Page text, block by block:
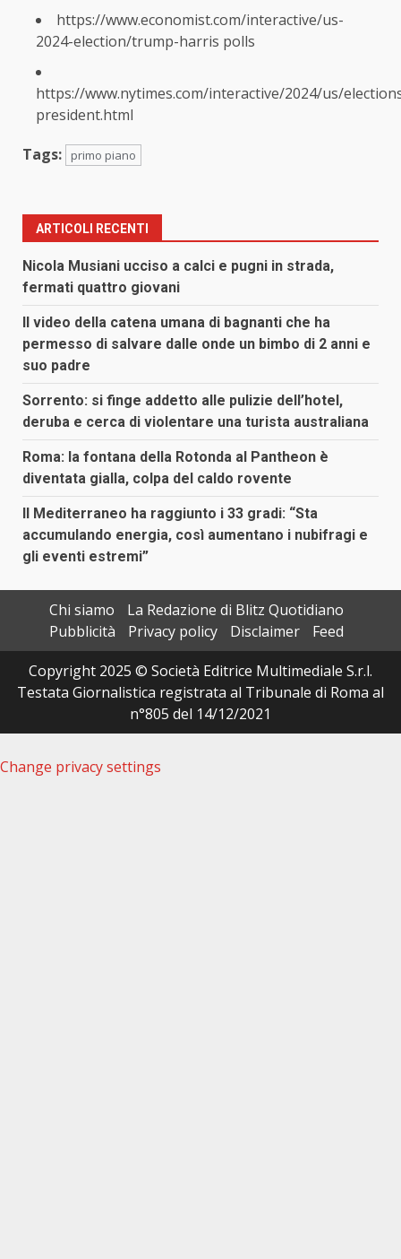
https://www.economist.com/interactive/us-
2024-election/trump-harris polls
https://www.nytimes.com/interactive/2024/us/
president.html
Tags:
primo piano
ARTICOLI RECENTI
Nicola Musiani ucciso a calci e pugni in strada,
fermati quattro giovani
Il video della catena umana di bagnanti che ha
permesso di salvare dalle onde un bimbo di 2 anni e
suo padre
Sorrento: si finge addetto alle pulizie dell’hotel,
deruba e cerca di violentare una turista australiana
Roma: la fontana della Rotonda al Pantheon è
diventata gialla, colpa del caldo rovente
Il Mediterraneo ha raggiunto i 33 gradi: “Sta
accumulando energia, così aumentano i nubifragi e
gli eventi estremi”
Chi siamo
La Redazione di Blitz Quotidiano
Pubblicità
Privacy policy Disclaimer
Feed
Copyright 2025 © Società Editrice Multimediale S.r.l.
Testata Giornalistica registrata al Tribunale di Roma al
n°805 del 14/12/2021
Change privacy settings